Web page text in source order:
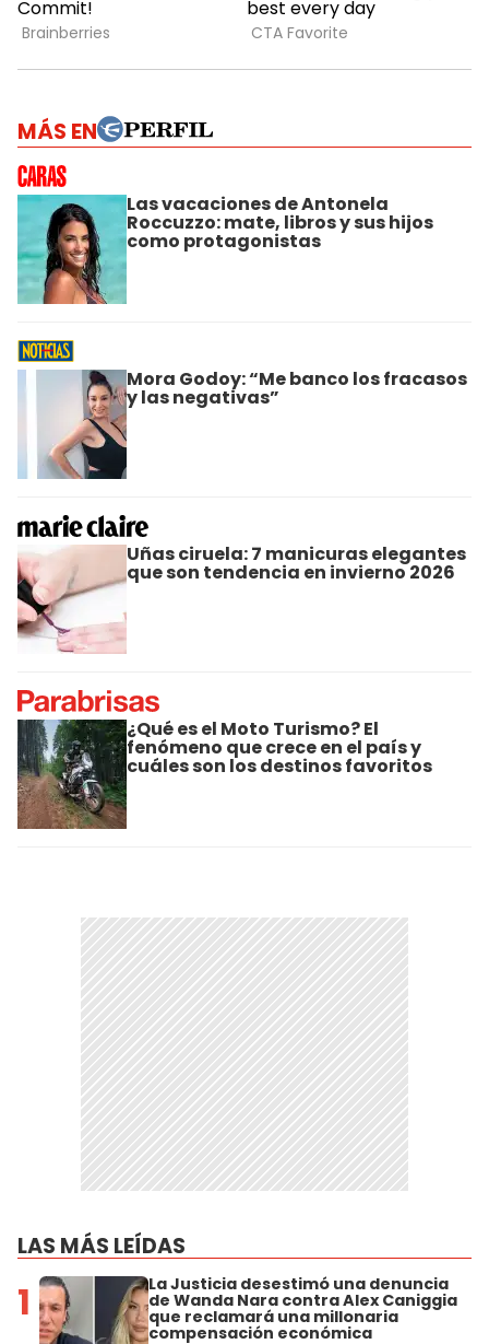
MÁS EN
Las vacaciones de Antonela
Roccuzzo: mate, libros y sus hijos
como protagonistas
Mora Godoy: “Me banco los fracasos
y las negativas”
Uñas ciruela: 7 manicuras elegantes
que son tendencia en invierno 2026
¿Qué es el Moto Turismo? El
fenómeno que crece en el país y
cuáles son los destinos favoritos
LAS MÁS LEÍDAS
1 La Justicia desestimó una denuncia
de Wanda Nara contra Alex Caniggia
que reclamará una millonaria
compensación económica